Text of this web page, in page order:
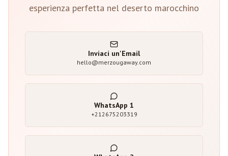
esperienza perfetta nel deserto marocchino
Inviaci un'Email
hello@merzougaway.com
WhatsApp 1
+212675203319